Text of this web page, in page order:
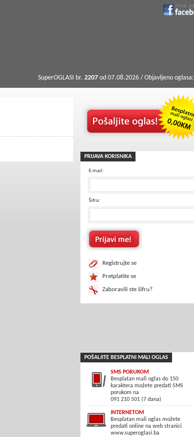
SuperOGLASI br. 2207 od 07.08.2026 / Objavljeno oglasa:
PRIJAVA KORISNIKA
E-mail:
Šifra:
Registrujte se
Pretplatite se
Zaboravili ste šifru?
POŠALJITE BESPLATNI MALI OGLAS
SMS PORUKOM
Besplatan mali oglas do 150
karaktera možete predati SMS
porukom na
091 210 501 (7 dana)
INTERNETOM
Besplatan mali oglas možete
predati online na web stranici
www.superoglasi.ba